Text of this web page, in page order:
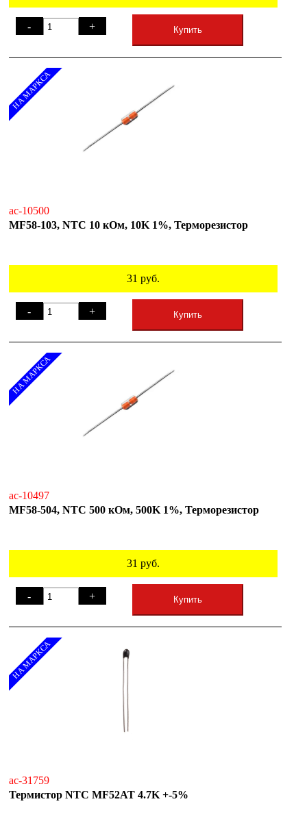
- + Купить
НА МАРКСА
ac-10500
MF58-103, NTC 10 кОм, 10K 1%, Терморезистор
31 руб.
- + Купить
НА МАРКСА
ac-10497
MF58-504, NTC 500 кОм, 500K 1%, Терморезистор
31 руб.
- + Купить
НА МАРКСА
ac-31759
Термистор NTC MF52AT 4.7K +-5%